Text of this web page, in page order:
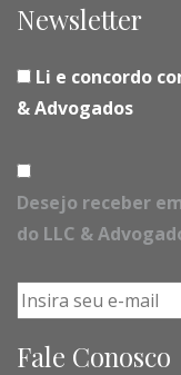
Newsletter
Li e concordo
& Advogados
Desejo receber
do LLC &
Fale Conosco